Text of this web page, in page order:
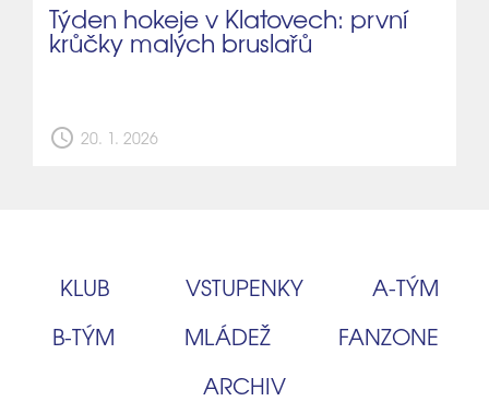
Týden hokeje v Klatovech: první
krůčky malých bruslařů
schedule 20. 1. 2026
KLUB VSTUPENKY
A‑TÝM
B‑TÝM
MLÁDEŽ
FANZONE
ARCHIV